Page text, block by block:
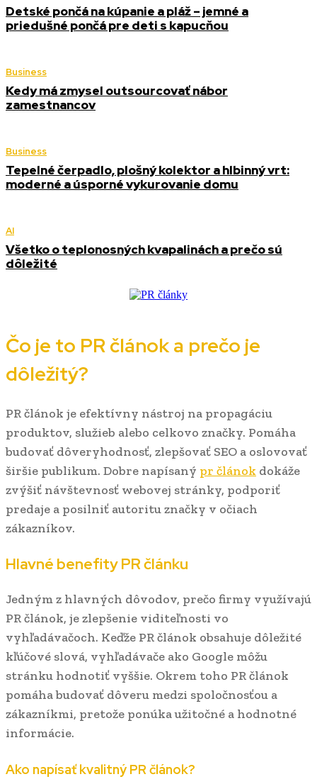
Detské pončá na kúpanie a pláž – jemné a
priedušné pončá pre deti s kapucňou
Business
Kedy má zmysel outsourcovať nábor
zamestnancov
Business
Tepelné čerpadlo, plošný kolektor a hlbinný vrt:
moderné a úsporné vykurovanie domu
AI
Všetko o teplonosných kvapalinách a prečo sú
dôležité
Čo je to PR článok a prečo je
dôležitý?
PR článok je efektívny nástroj na propagáciu
produktov, služieb alebo celkovo značky. Pomáha
budovať dôveryhodnosť, zlepšovať SEO a oslovovať
širšie publikum. Dobre napísaný pr článok dokáže
zvýšiť návštevnosť webovej stránky, podporiť
predaje a posilniť autoritu značky v očiach
zákazníkov.
Hlavné benefity PR článku
Jedným z hlavných dôvodov, prečo firmy využívajú
PR článok, je zlepšenie viditeľnosti vo
vyhľadávačoch. Keďže PR článok obsahuje dôležité
kľúčové slová, vyhľadávače ako Google môžu
stránku hodnotiť vyššie. Okrem toho PR článok
pomáha budovať dôveru medzi spoločnosťou a
zákazníkmi, pretože ponúka užitočné a hodnotné
informácie.
Ako napísať kvalitný PR článok?